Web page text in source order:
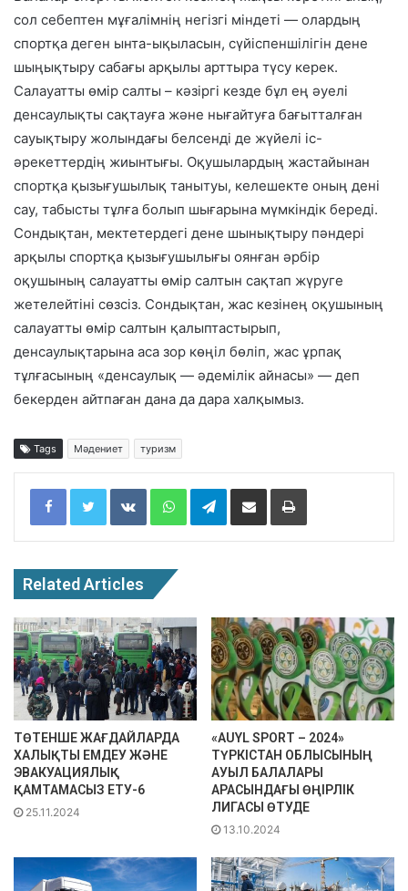
сол себептен мұғалімнің негізгі міндеті — олардың
спортқа деген ынта-ықыласын, сүйіспеншілігін дене
шыңықтыру сабағы арқылы арттыра түсу керек.
Салауатты өмір салты – кәзіргі кезде бұл ең әуелі
денсаулықты сақтауға және нығайтуға бағытталған
сауықтыру жолындағы белсенді де жүйелі іс-
әрекеттердің жиынтығы. Оқушылардың жастайынан
спортқа қызығушылық танытуы, келешекте оның дені
сау, табысты тұлға болып шығарына мүмкіндік береді.
Сондықтан, мектетердегі дене шынықтыру пәндері
арқылы спортқа қызығушылығы оянған әрбір
оқушының салауатты өмір салтын сақтап жүруге
жетелейтіні сөзсіз. Сондықтан, жас кезінең оқушының
салауатты өмір салтын қалыптастырып,
денсаулықтарына аса зор көңіл бөліп, жас ұрпақ
тұлғасының «денсаулық — әдемілік айнасы» — деп
бекерден айтпаған дана да дара халқымыз.
Tags Мәдениет туризм
Facebook Twitter VKontakte WhatsApp Telegram
Related Articles
ТӨТЕНШЕ ЖАҒДАЙЛАРДА
ХАЛЫҚТЫ ЕМДЕУ ЖӘНЕ
ЭВАКУАЦИЯЛЫҚ
ҚАМТАМАСЫЗ ЕТУ-6
25.11.2024
«AUYL SPORT – 2024»
ТҮРКІСТАН ОБЛЫСЫНЫҢ
АУЫЛ БАЛАЛАРЫ
АРАСЫНДАҒЫ ӨҢІРЛІК
ЛИГАСЫ ӨТУДЕ
13.10.2024